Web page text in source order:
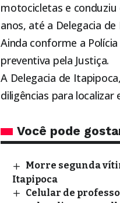
motocicletas e
anos, até a Delegacia
Ainda conforme a
preventiva pela Justiça.
A Delegacia de
diligências para
Você pode
Morre segunda
Itapipoca
Celular de